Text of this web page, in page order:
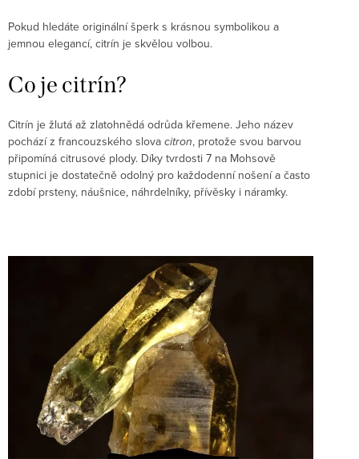
Pokud hledáte originální šperk s krásnou symbolikou a
jemnou elegancí, citrín je skvělou volbou.
Co je citrín?
Citrín je žlutá až zlatohnědá odrůda křemene. Jeho název
pochází z francouzského slova citron, protože svou barvou
připomíná citrusové plody. Díky tvrdosti 7 na Mohsově
stupnici je dostatečně odolný pro každodenní nošení a často
zdobí prsteny, náušnice, náhrdelníky, přívěsky i náramky.